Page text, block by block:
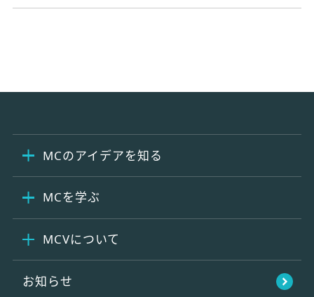
MCのアイデアを知る
MCを学ぶ
MCVについて
お知らせ